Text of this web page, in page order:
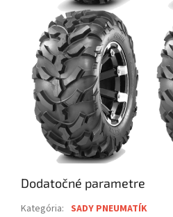
Dodatočné parametre
Kategória: SADY PNEUMATÍK